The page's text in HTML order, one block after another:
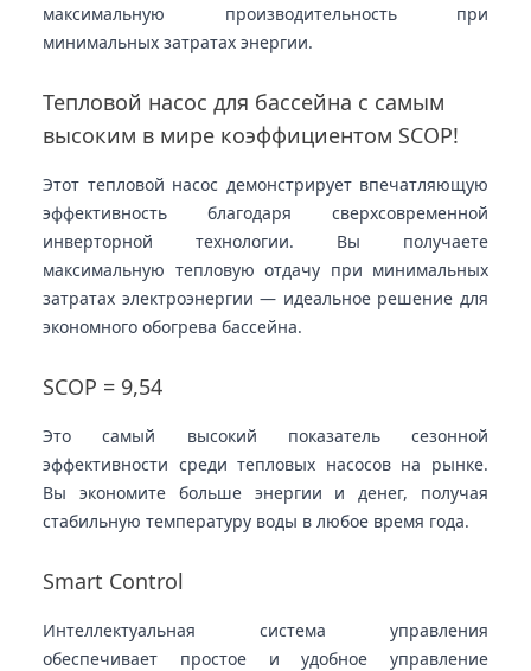
максимальную производительность при
минимальных затратах энергии.
Тепловой насос для бассейна с самым
высоким в мире коэффициентом SCOP!
Этот тепловой насос демонстрирует впечатляющую
эффективность благодаря сверхсовременной
инверторной технологии. Вы получаете
максимальную тепловую отдачу при минимальных
затратах электроэнергии — идеальное решение для
экономного обогрева бассейна.
SCOP = 9,54
Это самый высокий показатель сезонной
эффективности среди тепловых насосов на рынке.
Вы экономите больше энергии и денег, получая
стабильную температуру воды в любое время года.
Smart Control
Интеллектуальная система управления
обеспечивает простое и удобное управление